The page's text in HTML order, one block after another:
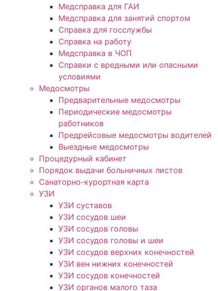
Медсправка для ГАИ
Медсправка для занятий спортом
Справка для госслужбы
Справка на работу
Медсправка в ЧОП
Справки с вредными или опасными
условиями
Медосмотры
Предварительные медосмотры
Периодические медосмотры
работников
Предрейсовые медосмотры водителей
Выездные медосмотры
Процедурный кабинет
Порядок выдачи больничных листов
Санаторно-курортная карта
УЗИ
УЗИ суставов
УЗИ сосудов шеи
УЗИ сосудов головы
УЗИ сосудов головы и шеи
УЗИ сосудов верхних конечностей
УЗИ вен нижних конечностей
УЗИ сосудов конечностей
УЗИ органов малого таза